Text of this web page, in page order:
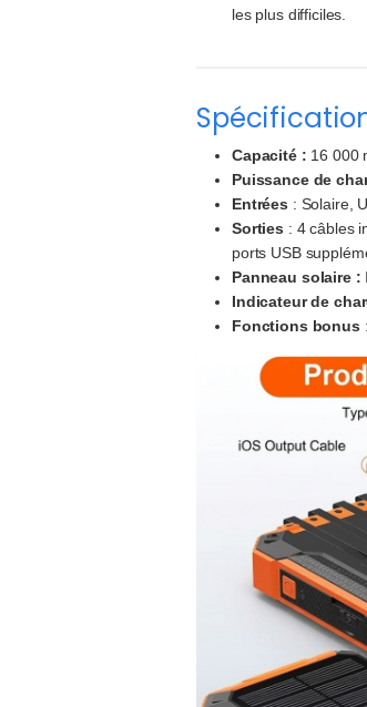
les plus difficiles.
Capacité : 16 000
Puissance de
Entrées : Solaire,
Sorties : 4 câbles
ports USB
Panneau solaire :
Indicateur de
Fonctions bonus